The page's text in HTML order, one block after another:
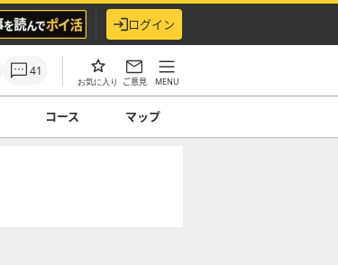
ログイン
41
お気に入り ご意見 MENU
コース マップ